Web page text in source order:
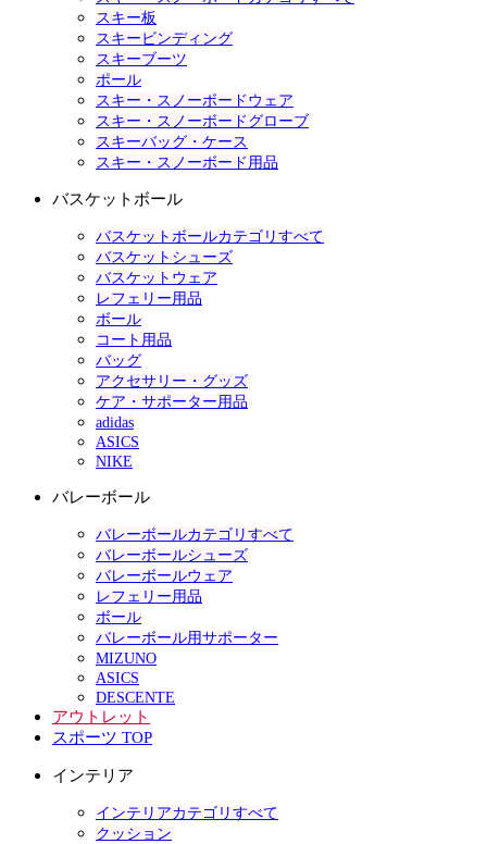
スキー板
スキービンディング
スキーブーツ
ポール
スキー・スノーボードウェア
スキー・スノーボードグローブ
スキーバッグ・ケース
スキー・スノーボード用品
バスケットボール
バスケットボールカテゴリすべて
バスケットシューズ
バスケットウェア
レフェリー用品
ボール
コート用品
バッグ
アクセサリー・グッズ
ケア・サポーター用品
adidas
ASICS
NIKE
バレーボール
バレーボールカテゴリすべて
バレーボールシューズ
バレーボールウェア
レフェリー用品
ボール
バレーボール用サポーター
MIZUNO
ASICS
DESCENTE
アウトレット
スポーツ TOP
インテリア
インテリアカテゴリすべて
クッション